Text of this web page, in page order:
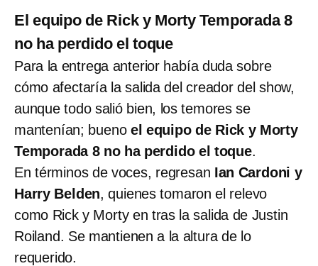
El equipo de Rick y Morty Temporada 8
no ha perdido el toque
Para la entrega anterior había duda sobre
cómo afectaría la salida del creador del show,
aunque todo salió bien, los temores se
mantenían; bueno el equipo de Rick y Morty
Temporada 8 no ha perdido el toque.
En términos de voces, regresan Ian Cardoni y
Harry Belden, quienes tomaron el relevo
como Rick y Morty en tras la salida de Justin
Roiland. Se mantienen a la altura de lo
requerido.